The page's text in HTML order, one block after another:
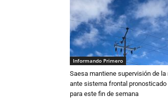
Informando Primero
Saesa mantiene supervisión de la
ante sistema frontal pronosticado
para este fin de semana